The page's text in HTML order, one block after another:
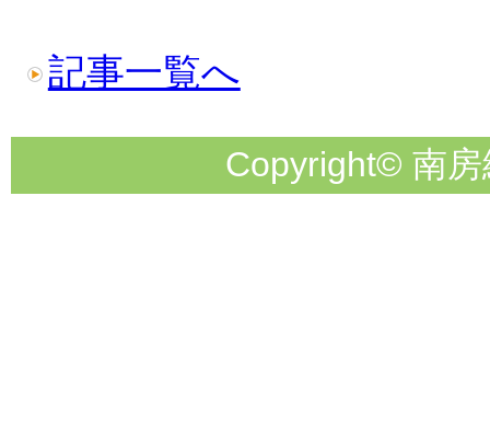
記事一覧へ
Copyright© 南